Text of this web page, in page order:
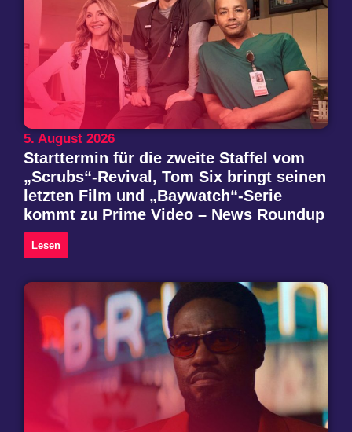
5. August 2026
Starttermin für die zweite Staffel vom
„Scrubs“-Revival, Tom Six bringt seinen
letzten Film und „Baywatch“-Serie
kommt zu Prime Video – News Roundup
Lesen